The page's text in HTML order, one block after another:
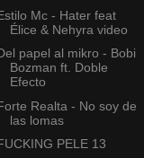
Mc - Hater feat
Élice & Nehyra video
papel al mikro - Bobi
Bozman ft. Doble
Efecto
Realta - No soy de
las lomas
PELE 13